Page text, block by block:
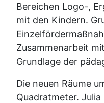
Bereichen Logo-,
mit den Kindern.
Zusammenarbeit
Grundlage der
Die neuen Räume
Quadratmeter.